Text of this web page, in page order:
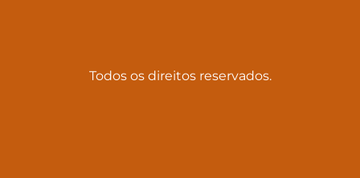
Todos os direitos reservados.